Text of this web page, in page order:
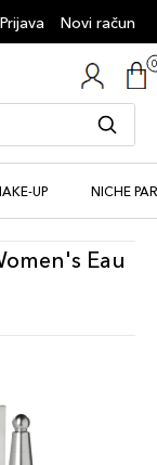
Prijava Novi račun
UP NICHE
Eau